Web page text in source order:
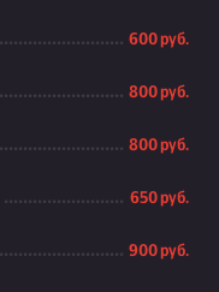
600 руб.
800 руб.
800 руб.
650 руб.
900 руб.